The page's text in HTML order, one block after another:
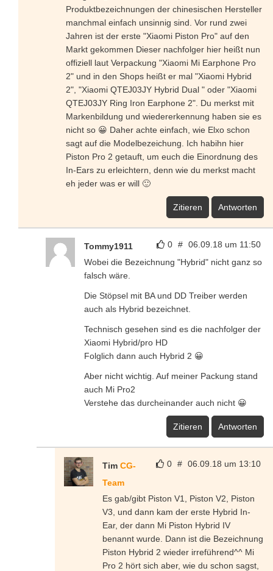
Produktbezeichnungen der chinesischen Hersteller
manchmal einfach unsinnig sind. Vor rund zwei
Jahren ist der erste "Xiaomi Piston Pro" auf den
Markt gekommen Dieser nachfolger hier heißt nun
offiziell laut Verpackung "Xiaomi Mi Earphone Pro
2" und in den Shops heißt er mal "Xiaomi Hybrid
2", "Xiaomi QTEJ03JY Hybrid Dual " oder "Xiaomi
QTEJ03JY Ring Iron Earphone 2". Du merkst mit
Markenbildung und wiedererkennung haben sie es
nicht so 😀 Daher achte einfach, wie Elxo schon
sagt auf die Modelbezeichung. Ich habihn hier
Piston Pro 2 getauft, um euch die Einordnung des
In-Ears zu erleichtern, denn wie du merkst macht
eh jeder was er will 🙂
Zitieren Antworten
0 # 06.09.18 um 11:50
Tommy1911
Wobei die Bezeichnung "Hybrid" nicht ganz so
falsch wäre.
Die Stöpsel mit BA und DD Treiber werden
auch als Hybrid bezeichnet.
Technisch gesehen sind es die nachfolger der
Xiaomi Hybrid/pro HD
Folglich dann auch Hybrid 2 😀
Aber nicht wichtig. Auf meiner Packung stand
auch Mi Pro2
Verstehe das durcheinander auch nicht 😀
Zitieren Antworten
0 # 06.09.18 um 13:10
Tim CG-
Team
Es gab/gibt Piston V1, Piston V2, Piston
V3, und dann kam der erste Hybrid In-
Ear, der dann Mi Piston Hybrid IV
benannt wurde. Dann ist die Bezeichnung
Piston Hybrid 2 wieder irreführend^^ Mi
Pro 2 hört sich aber, wie du schon sagst,